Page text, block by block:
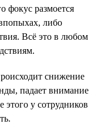
фокус размоется
либо
Всё это в любом
снижение
падает внимание
этого у сотрудников